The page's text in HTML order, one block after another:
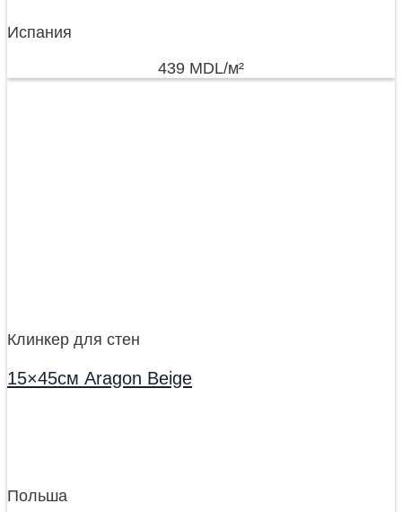
Испания
439 MDL/м²
Клинкер для стен
15×45см Aragon Beige
Польша